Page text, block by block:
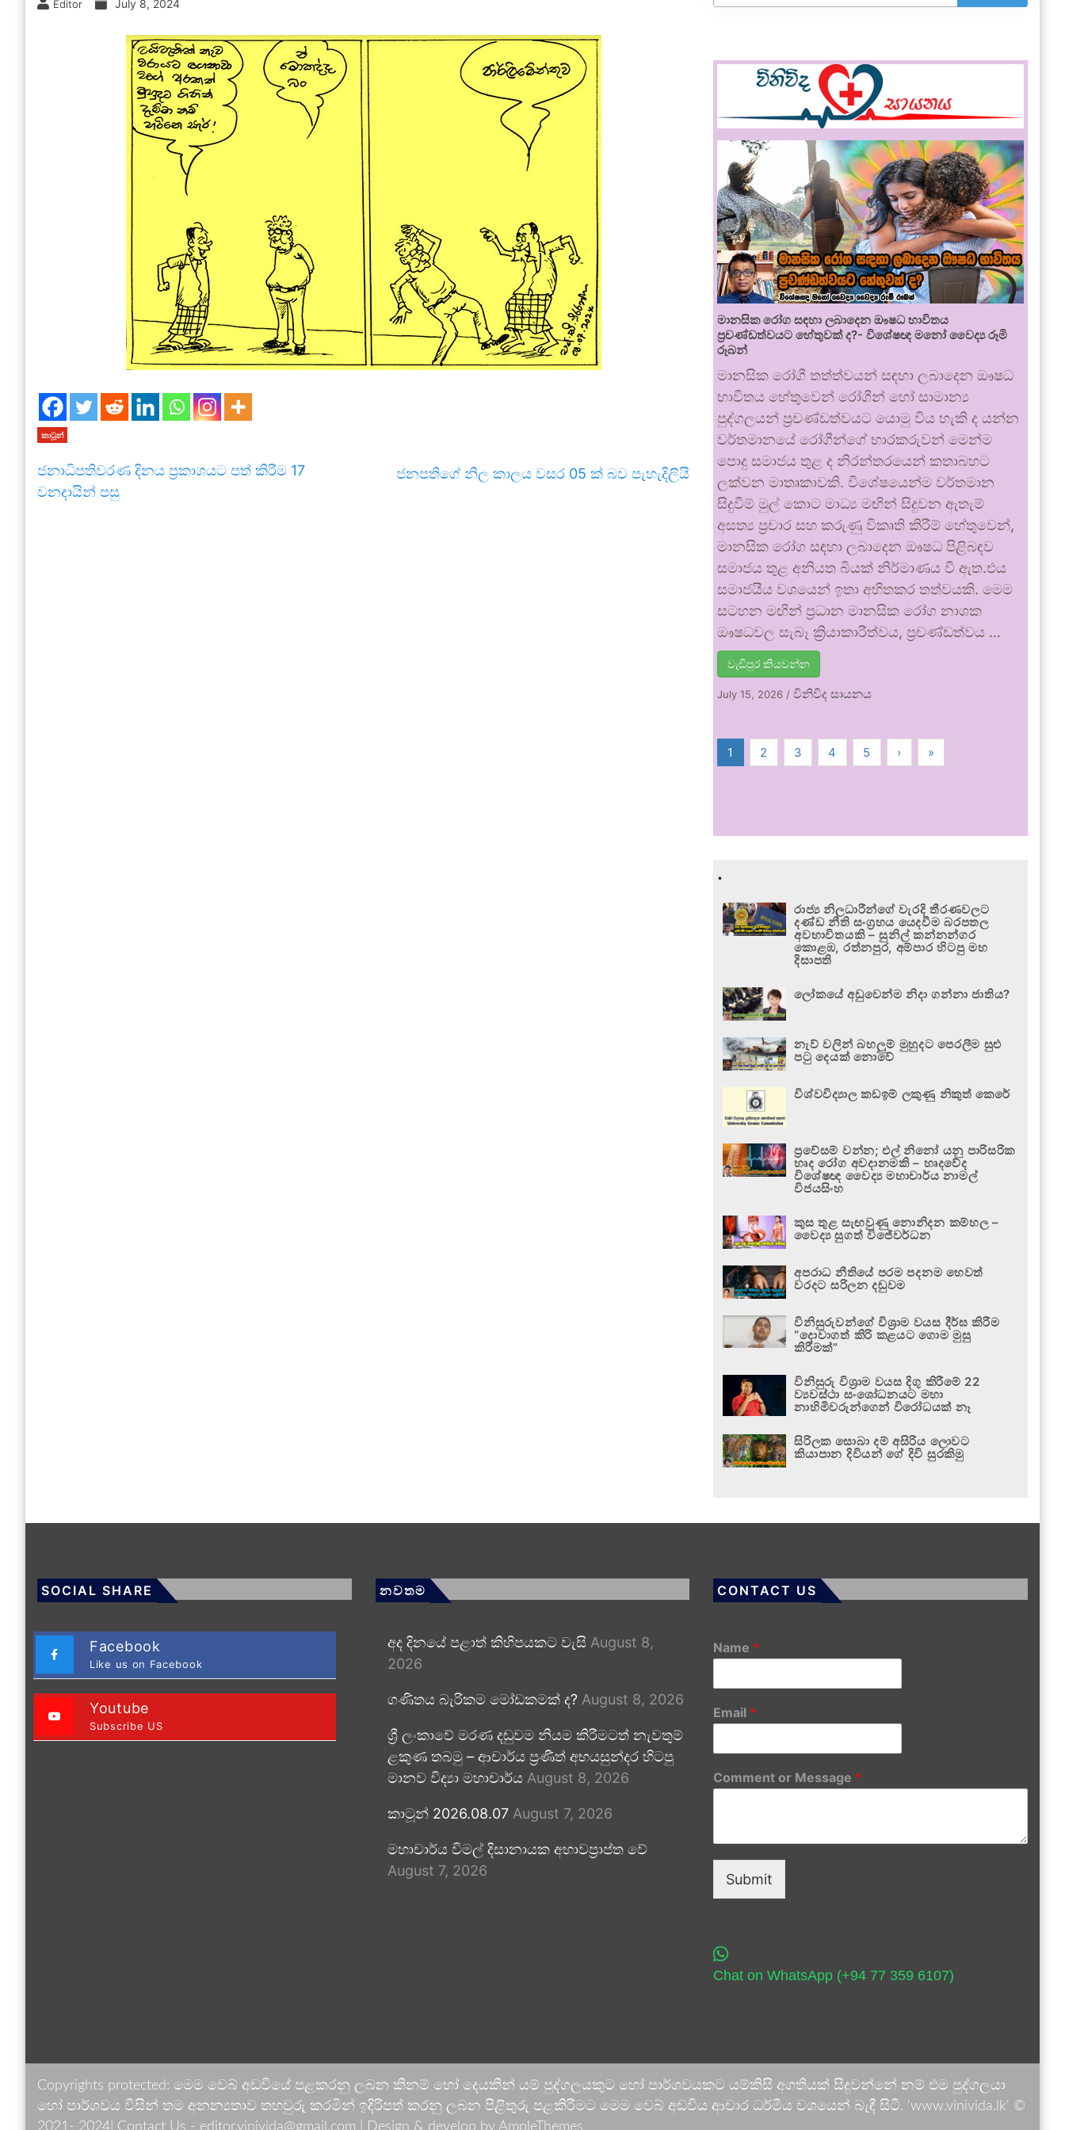
Editor July 8, 2024
කාටූන්
ජනාධිපතිවරණ දිනය ප්‍රකාශයට පත් කිරීම 17
වනදායින් පසු
ජනපතිගේ නිල කාලය වසර 05 ක් බව පැහැදිලියි
මානසික රෝග සඳහා ලබාදෙන ඖෂධ භාවිතය
ප්‍රචණ්ඩත්වයට හේතුවක් ද?- විශේෂඥ මනෝ වෛද්‍ය රූමි
රූබන්
මානසික රෝගී තත්ත්වයන් සඳහා ලබාදෙන ඖෂධ
භාවිතය හේතුවෙන් රෝගීන් හෝ සාමාන්‍ය
පුද්ගලයන් ප්‍රචණ්ඩත්වයට යොමු විය හැකි ද යන්න
වර්තමානයේ රෝගීන්ගේ භාරකරුවන් මෙන්ම
පොදු සමාජය තුළ ද නිරන්තරයෙන් කතාබහට
ලක්වන මාතෘකාවකි. විශේෂයෙන්ම වර්තමාන
සිදුවීම් මුල් කොට මාධ්‍ය මඟින් සිදුවන ඇතැම්
අසත්‍ය ප්‍රචාර සහ කරුණු විකෘති කිරීම් හේතුවෙන්,
මානසික රෝග සඳහා ලබාදෙන ඖෂධ පිළිබඳව
සමාජය තුළ අනියත බියක් නිර්මාණය වී ඇත.එය
සමාජයීය වශයෙන් ඉතා අහිතකර තත්වයකි. මෙම
සටහන මඟින් ප්‍රධාන මානසික රෝග නාශක
ඖෂධවල සැබෑ ක්‍රියාකාරීත්වය, ප්‍රචණ්ඩත්වය …
වැඩිපුර කියවන්න
July 15, 2026 /විනිවිද සායනය
1 2 3 4 5 › »
.
රාජ්‍ය නිලධාරීන්ගේ වැරදි තීරණවලට
දණ්ඩ නීති සංග්‍රහය යෙදවීම බරපතල
අවභාවිතයකි – සුනිල් කන්නන්ගර
කොළඹ, රත්නපුර, අම්පාර හිටපු මහ
දිසාපති
ලෝකයේ අඩුවෙන්ම නිදා ගන්නා ජාතිය?
නැව් වලින් බහලුම් මුහුදට පෙරලීම සුළු
පටු දෙයක් නොවේ
විශ්වවිද්‍යාල කඩඉම් ලකුණු නිකුත් කෙරේ
ප්‍රවේසම් වන්න; එල් නිනෝ යනු පාරිසරික
හෘද රෝග අවදානමකි – හෘදවේද
විශේෂඥ වෛද්‍ය මහාචාර්ය නාමල්
විජයසිංහ
කුස තුළ සැඟවුණු නොනිදන කම්හල –
වෛද්‍ය සුගත් විජේවර්ධන
අපරාධ නීතියේ පරම පදනම හෙවත්
වරදට සරිලන දඬුවම
විනිසුරුවන්ගේ විශ්‍රාම වයස දීර්ඝ කිරීම
“දොවාගත් කිරි කළයට ගොම මුසු
කිරීමක්”
විනිසුරු විශ්‍රාම වයස දිගු කිරීමේ 22
ව්‍යවස්ථා සංශෝධනයට මහා
නාහිමිවරුන්ගෙන් විරෝධයක් නෑ
සිරිලක සොබා දම් අසිරිය ලොවට
කියාපාන දිවියන් ගේ දිවි සුරකිමු
SOCIAL SHARE
Facebook
Like us on Facebook
Youtube
Subscribe US
නවතම
අද දිනයේ පළාත් කිහිපයකට වැසි August 8,
2026
ගණිතය බැරිකම මෝඩකමක් ද? August 8, 2026
ශ්‍රී ලංකාවේ මරණ දඬුවම නියම කිරීමටත් නැවතුම්
ළකුණ තබමු – ආචාර්ය ප්‍රණීත් අභයසුන්දර හිටපු
මානව විද්‍යා මහාචාර්ය August 8, 2026
කාටූන් 2026.08.07 August 7, 2026
මහාචාර්ය විමල් දිසානායක අභාවප්‍රාප්ත වේ
August 7, 2026
CONTACT US
Name *
Email *
Comment or Message *
Submit
Chat on WhatsApp (+94 77 359 6107)
Copyrights protected: මෙම වෙබ් අඩවියේ පළකරනු ලබන කිනම් හෝ දෙයකින් යම් පුද්ගලයකුට හෝ පාර්ශවයකට යම්කිසි අගතියක් සිදුවන්නේ නම් එම පුද්ගලයා
හෝ පාර්ශවය විසින් තම අනන්‍යතාව තහවුරු කරමින් ඉදිරිපත් කරනු ලබන පිළිතුරු පළකිරීමට මෙම වෙබ් අඩවිය ආචාර ධර්මීය වශයෙන් බැඳී සිටී. 'www.vinivida.lk' ©
2021- 2024| Contact Us - editor.vinivida@gmail.com |
Design & develop by AmpleThemes